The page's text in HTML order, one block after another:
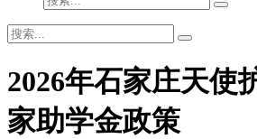
2026年石家庄天使
家助学金政策